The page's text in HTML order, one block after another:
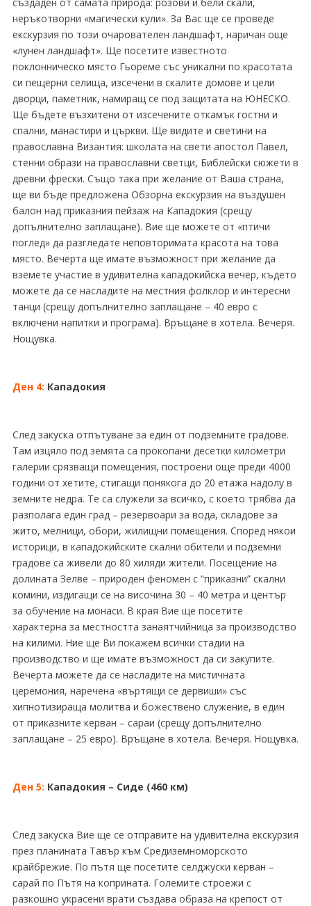
неръкотворни «магически кули». За Вас ще се проведе
екскурзия по този очарователен ландшафт, наричан още
«лунен ландшафт». Ще посетите известното
поклонническо място Гьореме със уникални по красотата
си пещерни селища, изсечени в скалите домове и цели
дворци, паметник, намиращ се под защитата на ЮНЕСКО.
Ще бъдете възхитени от изсечените откамък гостни и
спални, манастири и църкви. Ще видите и светини на
православна Византия: школата на свети апостол Павел,
стенни образи на православни светци, Библейски сюжети в
древни фрески. Също така при желание от Ваша страна,
ще ви бъде предложена Обзорна екскурзия на въздушен
балон над приказния пейзаж на Кападокия (срещу
допълнително заплащане). Вие ще можете от «птичи
поглед» да разгледате неповторимата красота на това
място. Вечерта ще имате възможност при желание да
вземете участие в удивителна кападокийска вечер, където
можете да се насладите на местния фолклор и интересни
танци (срещу допълнително заплащане – 40 евро с
включени напитки и програма). Връщане в хотела. Вечеря.
Нощувка.
Ден 4: Кападокия
След закуска отпътуване за един от подземните градове.
Там изцяло под земята са прокопани десетки километри
галерии срязващи помещения, построени още преди 4000
години от хетите, стигащи понякога до 20 етажа надолу в
земните недра. Те са служели за всичко, с което трябва да
разполага един град – резервоари за вода, складове за
жито, мелници, обори, жилищни помещения. Според някои
историци, в кападокийските скални обители и подземни
градове са живели до 80 хиляди жители. Посещение на
долината Зелве – природен феномен с “приказни” скални
комини, издигащи се на височина 30 – 40 метра и център
за обучение на монаси. В края Вие ще посетите
характерна за местността занаятчийница за производство
на килими. Ние ще Ви покажем всички стадии на
производство и ще имате възможност да си закупите.
Вечерта можете да се насладите на мистичната
церемония, наречена «въртящи се дервиши» със
хипнотизираща молитва и божествено служение, в един
от приказните керван – сараи (срещу допълнително
заплащане – 25 евро). Връщане в хотела. Вечеря. Нощувка.
Ден 5: Кападокия – Сиде (460 км)
След закуска Вие ще се отправите на удивителна екскурзия
през планината Тавър към Средиземноморското
крайбрежие. По пътя ще посетите селджуски керван –
сарай по Пътя на коприната. Големите строежи с
разкошно украсени врати създава образа на крепост от